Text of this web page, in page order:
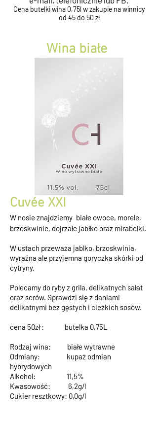
Cena butelki wina 0,75l w zakupie na winnicy
od 45 do 50 zł
Wina białe
Cuvée XXI
W nosie znajdziemy białe owoce, morele,
brzoskwinie, dojrzałe jabłko oraz mirabelki.
W ustach przeważa jablko, brzoskwinia,
wyraźna ale przyjemna goryczka skórki od
cytryny.
Polecamy do ryby z grila, delikatnych sałat
oraz serów. Sprawdzi się z daniami
delikatnymi bez gęstych i cieżkich sosów.
cena 50zł : butelka 0,75L
Rodzaj wina: białe wytrawne
Odmiany: kupaż odmian
hybrydowych
Alkohol: 11,5%
Kwasowość: 6,2g/l
Cukier resztkowy: 0,0g/l